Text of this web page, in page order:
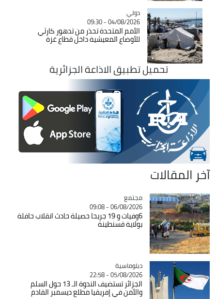
Catégorie
دولي
04/08/2026 - 09:30
الأمم المتحدة تحذر من تدهور كارثي
للأوضاع المعيشية داخل قطاع غزة
تحميل تطبيق الاذاعة الجزائرية
آخر المقالات
Catégorie
مجتمع
06/08/2026 - 09:08
6وفيات و 19 جريحا حصيلة حادث انقلاب حافلة
بولاية قسنطينة
Catégorie
دبلوماسية
05/08/2026 - 22:58
الجزائر تستضيف الندوة الـ 13 حول السلم
والأمن في إفريقيا مطلع ديسمبر القادم